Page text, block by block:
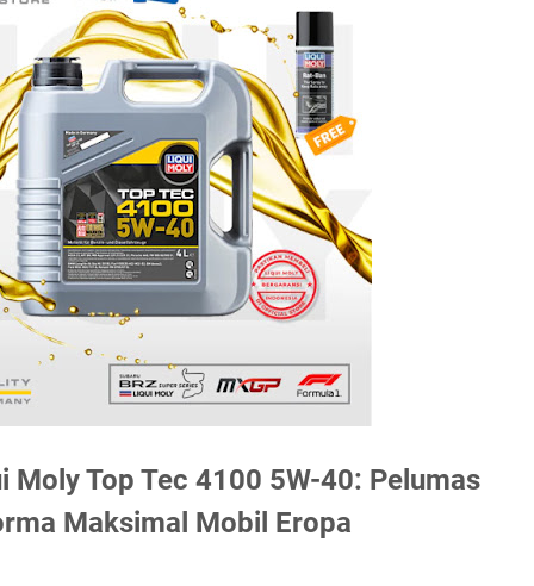
Moly Top Tec 4100 5W-40: Pelumas
Maksimal Mobil Eropa